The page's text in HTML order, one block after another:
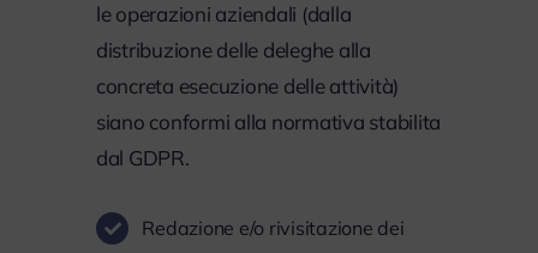
le operazioni aziendali (dalla
distribuzione delle deleghe alla
concreta esecuzione delle attività)
siano conformi alla normativa stabilita
dal GDPR.
Redazione e/o rivisitazione dei